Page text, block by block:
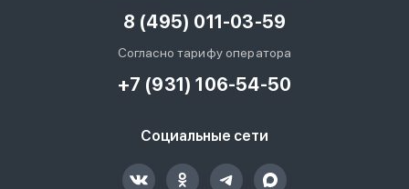
8 (495) 011-03-59
Согласно тарифу оператора
+7 (931) 106-54-50
Социальные сети